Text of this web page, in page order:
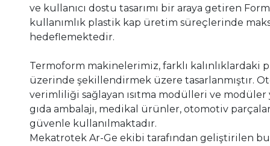
ve kullanıcı dostu tasarımı bir araya getiren
kullanımlık plastik kap üretim süreçlerinde
hedeflemektedir.
Termoform makinelerimiz, farklı kalınlıklardaki
üzerinde şekillendirmek üzere tasarlanmıştır.
verimliliği sağlayan ısıtma modülleri ve modüler
gıda ambalajı, medikal ürünler, otomotiv
güvenle kullanılmaktadır.
Mekatrotek Ar-Ge ekibi tarafından geliştirilen